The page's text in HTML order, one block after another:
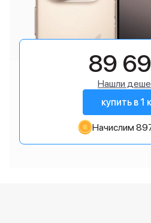
89
Нашли
купить в 1
Начислим